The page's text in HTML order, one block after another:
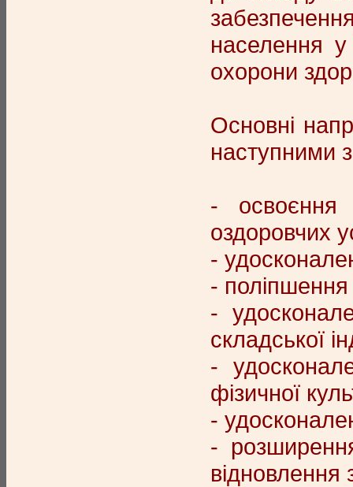
населення у
охорони
Основні
наступними
- освоєння
оздоровчих
-
-
-
складської
-
фізичної
-
-